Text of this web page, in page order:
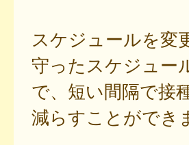
スケジュールを変
守ったスケジュー
で、短い間隔で接
減らすことができ